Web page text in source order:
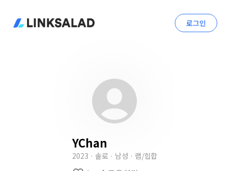
로그인
YChan
2023 · 솔로 · 남성 · 랩/힙합